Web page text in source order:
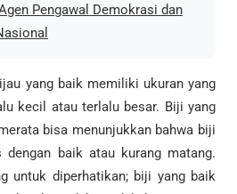
Pengawal Demokrasi dan
yang baik memiliki ukuran yang
kecil atau terlalu besar. Biji yang
bisa menunjukkan bahwa biji
baik atau kurang matang.
untuk diperhatikan; biji yang baik